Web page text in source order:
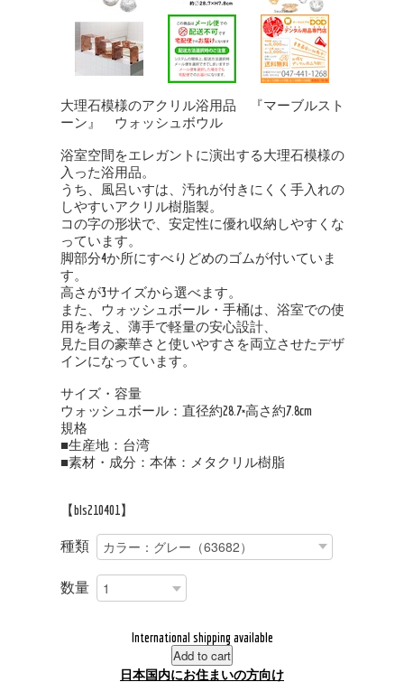
大理石模様のアクリル浴用品 『マーブルスト
ーン』 ウォッシュボウル
浴室空間をエレガントに演出する大理石模様の
入った浴用品。
うち、風呂いすは、汚れが付きにくく手入れの
しやすいアクリル樹脂製。
コの字の形状で、安定性に優れ収納しやすくな
っています。
脚部分4か所にすべりどめのゴムが付いていま
す。
高さが3サイズから選べます。
また、ウォッシュボール・手桶は、浴室での使
用を考え、薄手で軽量の安心設計、
見た目の豪華さと使いやすさを両立させたデザ
インになっています。
サイズ・容量
ウォッシュボール：直径約28.7×高さ約7.8cm
規格
■生産地：台湾
■素材・成分：本体：メタクリル樹脂
【bls210401】
種類
数量
International shipping available
Add to cart
日本国内にお住まいの方向け